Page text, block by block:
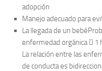
adopción
Manejo adecuado para
La llegada de un
enfermedad orgánica  1
La relación entre las
de conducta es